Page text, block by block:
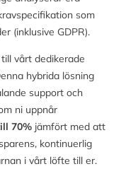
som
(inklusive GDPR).
vårt dedikerade
hybrida lösning
support och
ni uppnår
70%jämfört med att
kontinuerlig
i vårt löfte till er.